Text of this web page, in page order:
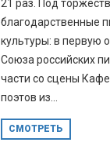
21 раз. Под
благодарственные
культуры: в первую
Союза российских
части со сцены
поэтов из...
СМОТРЕТЬ